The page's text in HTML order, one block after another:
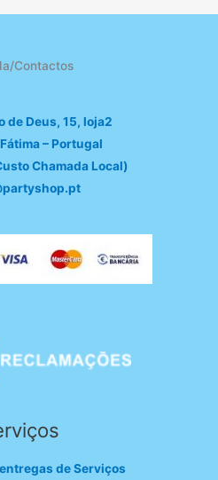
Contactos
de Deus, 15, loja2
– Portugal
Chamada Local)
de Serviços